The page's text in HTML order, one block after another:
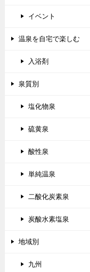
イベント
温泉を自宅で楽しむ
入浴剤
泉質別
塩化物泉
硫黄泉
酸性泉
単純温泉
二酸化炭素泉
炭酸水素塩泉
地域別
九州